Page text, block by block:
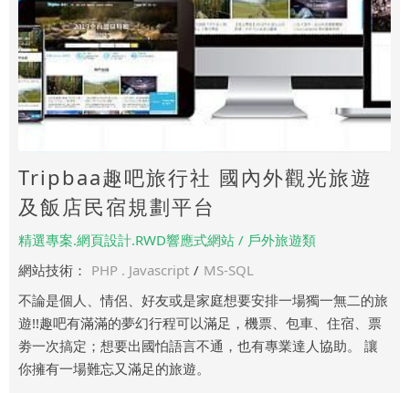
Tripbaa趣吧旅行社 國內外觀光旅遊
及飯店民宿規劃平台
精選專案.網頁設計.RWD響應式網站 / 戶外旅遊類
網站技術： PHP . Javascript / MS-SQL
不論是個人、情侶、好友或是家庭想要安排一場獨一無二的旅
遊!!趣吧有滿滿的夢幻行程可以滿足，機票、包車、住宿、票
劵一次搞定；想要出國怕語言不通，也有專業達人協助。 讓
你擁有一場難忘又滿足的旅遊。